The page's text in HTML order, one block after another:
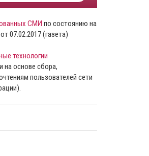
СМИ по состоянию на
от 07.02.2017 (газета)
технологии
на основе сбора,
пользователей сети